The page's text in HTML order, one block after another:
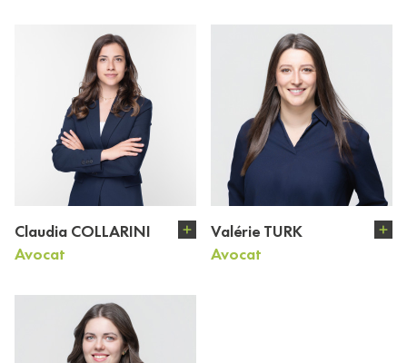
Claudia COLLARINI
Avocat
Valérie TURK
Avocat